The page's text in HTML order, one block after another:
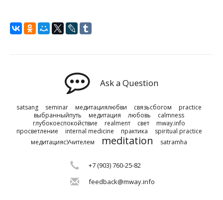
Ask a Question
satsang seminar медитациялюбви связьсбогом
practice
выбранныйпуть
медитация любовь
calmness
глубокоеспокойствие
realmenт свет
mway.info
просветление
internal medicine практика
spiritual practice
медитациясУчителем
meditation satramha
+7 (903) 760-25-82
feedback@mway.info